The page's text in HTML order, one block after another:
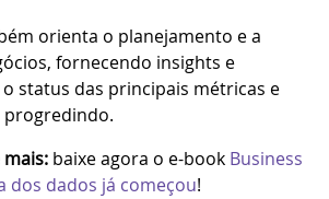
orienta o planejamento e a
fornecendo insights e
status das principais métricas e
progredindo.
baixe agora o e-book Business
dos dados já começou!